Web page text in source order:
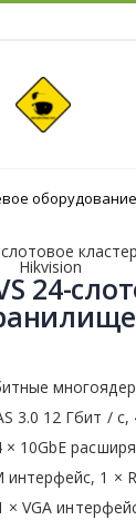
оборудование
24-
3.0 12 Гбит / с,
× 10GbE
1 ×
× VGA